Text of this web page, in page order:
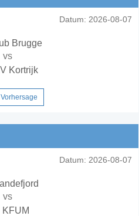
Datum: 2026-08-07
Brugge
vs
Kortrijk
Datum: 2026-08-07
vs
KFUM